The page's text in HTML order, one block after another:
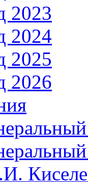
2023
2024
2025
2026